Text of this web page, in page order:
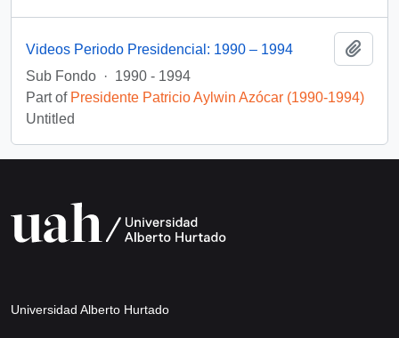
Videos Periodo Presidencial: 1990 – 1994
Sub Fondo · 1990 - 1994
Part of Presidente Patricio Aylwin Azócar (1990-1994)
Untitled
Universidad Alberto Hurtado